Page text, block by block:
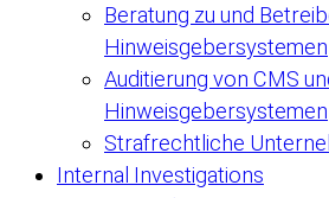
Beratung zu und
Hinweisgebersystemen
Auditierung von CMS
Hinweisgebersystemen
Strafrechtliche
Internal Investigations